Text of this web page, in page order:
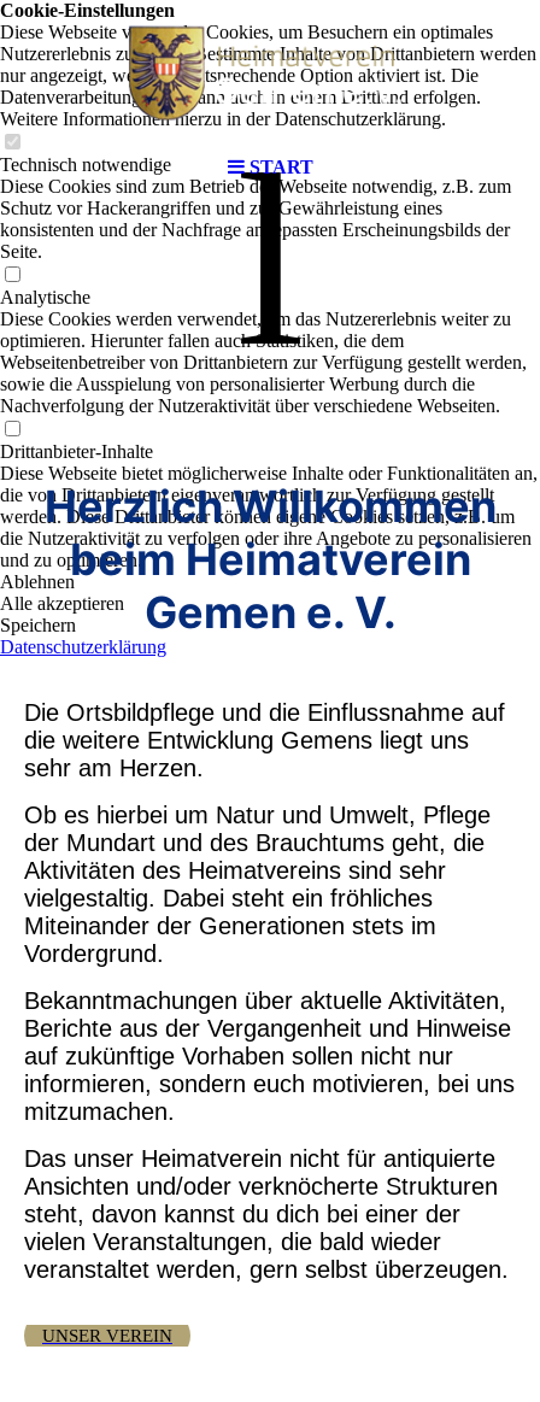
START
l
Herzlich Willkommen
beim Heimatverein
Gemen e. V.
Die Ortsbildpflege und die Einflussnahme auf
die weitere Entwicklung Gemens liegt uns
sehr am Herzen.
Ob es hierbei um Natur und Umwelt, Pflege
der Mundart und des Brauchtums geht, die
Aktivitäten des Heimatvereins sind sehr
vielgestaltig. Dabei steht ein fröhliches
Miteinander der Generationen stets im
Vordergrund.
Bekanntmachungen über aktuelle Aktivitäten,
Berichte aus der Vergangenheit und Hinweise
auf zukünftige Vorhaben sollen nicht nur
informieren, sondern euch motivieren, bei uns
mitzumachen.
Das unser Heimatverein nicht für antiquierte
Ansichten und/oder verknöcherte Strukturen
steht, davon kannst du dich bei einer der
vielen Veranstaltungen, die bald wieder
veranstaltet werden, gern selbst überzeugen.
UNSER VEREIN
Cookie-Einstellungen
Diese Webseite verwendet Cookies, um Besuchern ein optimales
Nutzererlebnis zu bieten. Bestimmte Inhalte von Drittanbietern werden
nur angezeigt, wenn die entsprechende Option aktiviert ist. Die
Datenverarbeitung kann dann auch in einem Drittland erfolgen.
Weitere Informationen hierzu in der Datenschutzerklärung.
Technisch notwendige
Diese Cookies sind zum Betrieb der Webseite notwendig, z.B. zum
Schutz vor Hackerangriffen und zur Gewährleistung eines
konsistenten und der Nachfrage angepassten Erscheinungsbilds der
Seite.
Analytische
Diese Cookies werden verwendet, um das Nutzererlebnis weiter zu
optimieren. Hierunter fallen auch Statistiken, die dem
Webseitenbetreiber von Drittanbietern zur Verfügung gestellt werden,
sowie die Ausspielung von personalisierter Werbung durch die
Nachverfolgung der Nutzeraktivität über verschiedene Webseiten.
Drittanbieter-Inhalte
Diese Webseite bietet möglicherweise Inhalte oder Funktionalitäten an,
die von Drittanbietern eigenverantwortlich zur Verfügung gestellt
werden. Diese Drittanbieter können eigene Cookies setzen, z.B. um
die Nutzeraktivität zu verfolgen oder ihre Angebote zu personalisieren
und zu optimieren.
Ablehnen
Alle akzeptieren
Speichern
Datenschutzerklärung